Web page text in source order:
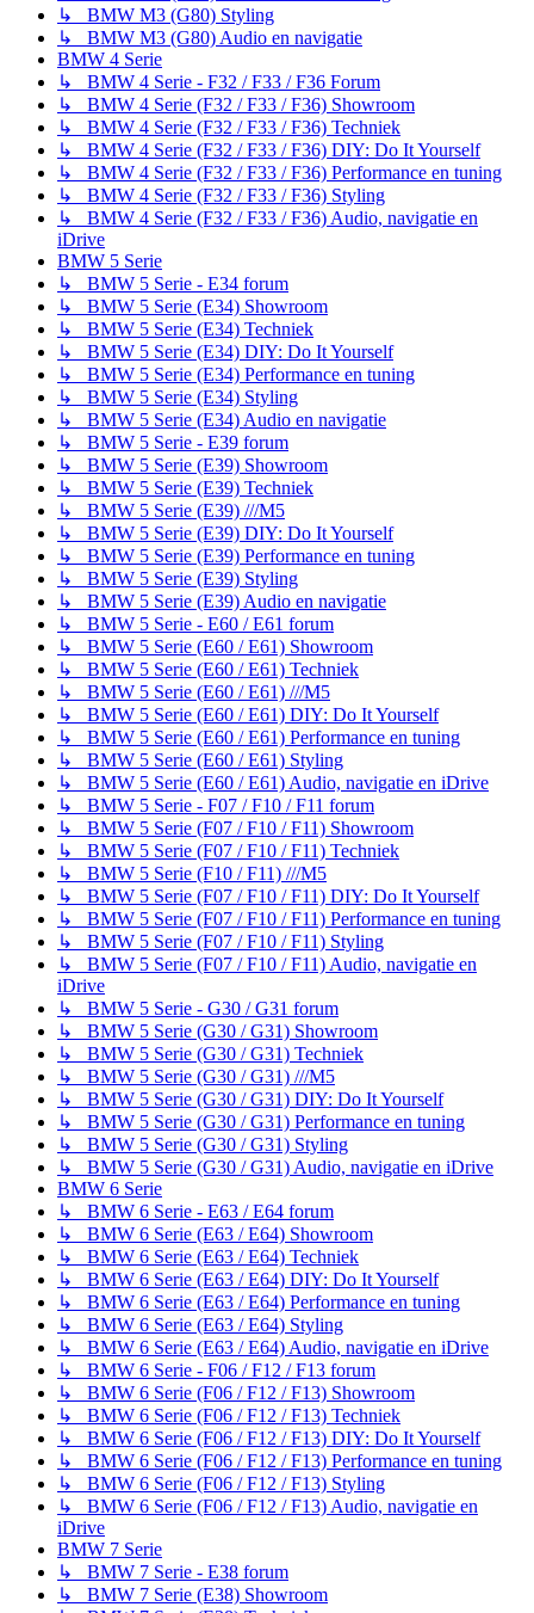
↳ BMW M3 (G80) Styling
↳ BMW M3 (G80) Audio en navigatie
BMW 4 Serie
↳ BMW 4 Serie - F32 / F33 / F36 Forum
↳ BMW 4 Serie (F32 / F33 / F36) Showroom
↳ BMW 4 Serie (F32 / F33 / F36) Techniek
↳ BMW 4 Serie (F32 / F33 / F36) DIY: Do It Yourself
↳ BMW 4 Serie (F32 / F33 / F36) Performance en tuning
↳ BMW 4 Serie (F32 / F33 / F36) Styling
↳ BMW 4 Serie (F32 / F33 / F36) Audio, navigatie en
iDrive
BMW 5 Serie
↳ BMW 5 Serie - E34 forum
↳ BMW 5 Serie (E34) Showroom
↳ BMW 5 Serie (E34) Techniek
↳ BMW 5 Serie (E34) DIY: Do It Yourself
↳ BMW 5 Serie (E34) Performance en tuning
↳ BMW 5 Serie (E34) Styling
↳ BMW 5 Serie (E34) Audio en navigatie
↳ BMW 5 Serie - E39 forum
↳ BMW 5 Serie (E39) Showroom
↳ BMW 5 Serie (E39) Techniek
↳ BMW 5 Serie (E39) ///M5
↳ BMW 5 Serie (E39) DIY: Do It Yourself
↳ BMW 5 Serie (E39) Performance en tuning
↳ BMW 5 Serie (E39) Styling
↳ BMW 5 Serie (E39) Audio en navigatie
↳ BMW 5 Serie - E60 / E61 forum
↳ BMW 5 Serie (E60 / E61) Showroom
↳ BMW 5 Serie (E60 / E61) Techniek
↳ BMW 5 Serie (E60 / E61) ///M5
↳ BMW 5 Serie (E60 / E61) DIY: Do It Yourself
↳ BMW 5 Serie (E60 / E61) Performance en tuning
↳ BMW 5 Serie (E60 / E61) Styling
↳ BMW 5 Serie (E60 / E61) Audio, navigatie en iDrive
↳ BMW 5 Serie - F07 / F10 / F11 forum
↳ BMW 5 Serie (F07 / F10 / F11) Showroom
↳ BMW 5 Serie (F07 / F10 / F11) Techniek
↳ BMW 5 Serie (F10 / F11) ///M5
↳ BMW 5 Serie (F07 / F10 / F11) DIY: Do It Yourself
↳ BMW 5 Serie (F07 / F10 / F11) Performance en tuning
↳ BMW 5 Serie (F07 / F10 / F11) Styling
↳ BMW 5 Serie (F07 / F10 / F11) Audio, navigatie en
iDrive
↳ BMW 5 Serie - G30 / G31 forum
↳ BMW 5 Serie (G30 / G31) Showroom
↳ BMW 5 Serie (G30 / G31) Techniek
↳ BMW 5 Serie (G30 / G31) ///M5
↳ BMW 5 Serie (G30 / G31) DIY: Do It Yourself
↳ BMW 5 Serie (G30 / G31) Performance en tuning
↳ BMW 5 Serie (G30 / G31) Styling
↳ BMW 5 Serie (G30 / G31) Audio, navigatie en iDrive
BMW 6 Serie
↳ BMW 6 Serie - E63 / E64 forum
↳ BMW 6 Serie (E63 / E64) Showroom
↳ BMW 6 Serie (E63 / E64) Techniek
↳ BMW 6 Serie (E63 / E64) DIY: Do It Yourself
↳ BMW 6 Serie (E63 / E64) Performance en tuning
↳ BMW 6 Serie (E63 / E64) Styling
↳ BMW 6 Serie (E63 / E64) Audio, navigatie en iDrive
↳ BMW 6 Serie - F06 / F12 / F13 forum
↳ BMW 6 Serie (F06 / F12 / F13) Showroom
↳ BMW 6 Serie (F06 / F12 / F13) Techniek
↳ BMW 6 Serie (F06 / F12 / F13) DIY: Do It Yourself
↳ BMW 6 Serie (F06 / F12 / F13) Performance en tuning
↳ BMW 6 Serie (F06 / F12 / F13) Styling
↳ BMW 6 Serie (F06 / F12 / F13) Audio, navigatie en
iDrive
BMW 7 Serie
↳ BMW 7 Serie - E38 forum
↳ BMW 7 Serie (E38) Showroom